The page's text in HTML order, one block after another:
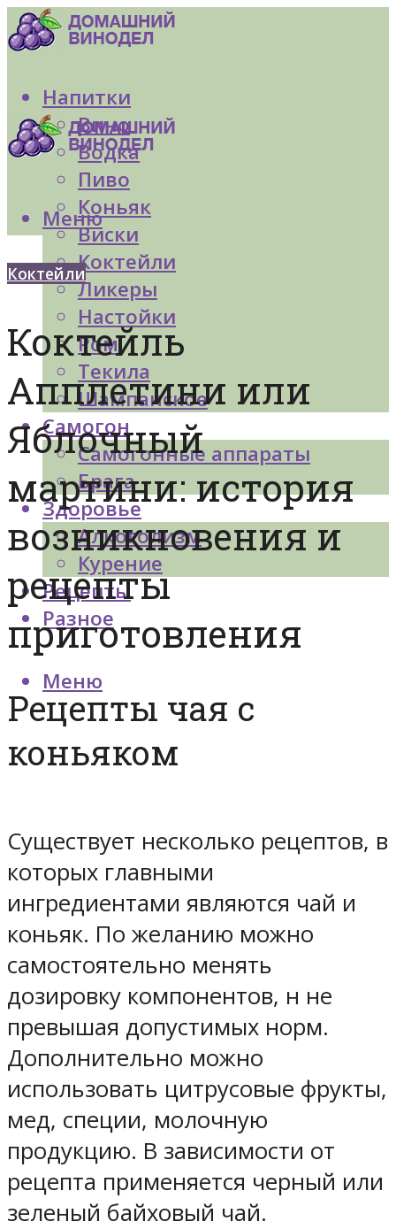
Напитки
Вино
Водка
Пиво
Коньяк
Виски
Коктейли
Ликеры
Настойки
Ром
Текила
Шампанское
Самогон
Самогонные аппараты
Брага
Здоровье
Алкоголизм
Курение
Рецепты
Разное
Меню
Меню
Коктейли
Коктейль
Апплетини или
Яблочный
мартини: история
возникновения и
рецепты
приготовления
Рецепты чая с
коньяком
Существует несколько рецептов, в
которых главными
ингредиентами являются чай и
коньяк. По желанию можно
самостоятельно менять
дозировку компонентов, н не
превышая допустимых норм.
Дополнительно можно
использовать цитрусовые фрукты,
мед, специи, молочную
продукцию. В зависимости от
рецепта применяется черный или
зеленый байховый чай.